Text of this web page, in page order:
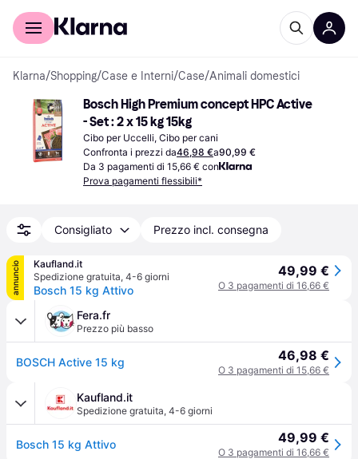
Per il tuo shopping
Klarna/Shopping/Case e Interni/Case/Animali domestici
Bosch High Premium concept HPC Active
- Set : 2 x 15 kg 15kg
Cibo per Uccelli, Cibo per cani
Confronta i prezzi da46,98 €a90,99 €
Da 3 pagamenti di 15,66 € con
Prova pagamenti flessibili*
Consigliato Prezzo incl. consegna
annuncio
Kaufland.it
Spedizione gratuita, 4-6 giorni
Bosch 15 kg Attivo
49,99 €
O 3 pagamenti di 16,66 €
Fera.fr
Prezzo più basso
BOSCH Active 15 kg 46,98 €
O 3 pagamenti di 15,66 €
Kaufland.it
Spedizione gratuita, 4-6 giorni
Bosch 15 kg Attivo 49,99 €
O 3 pagamenti di 16,66 €